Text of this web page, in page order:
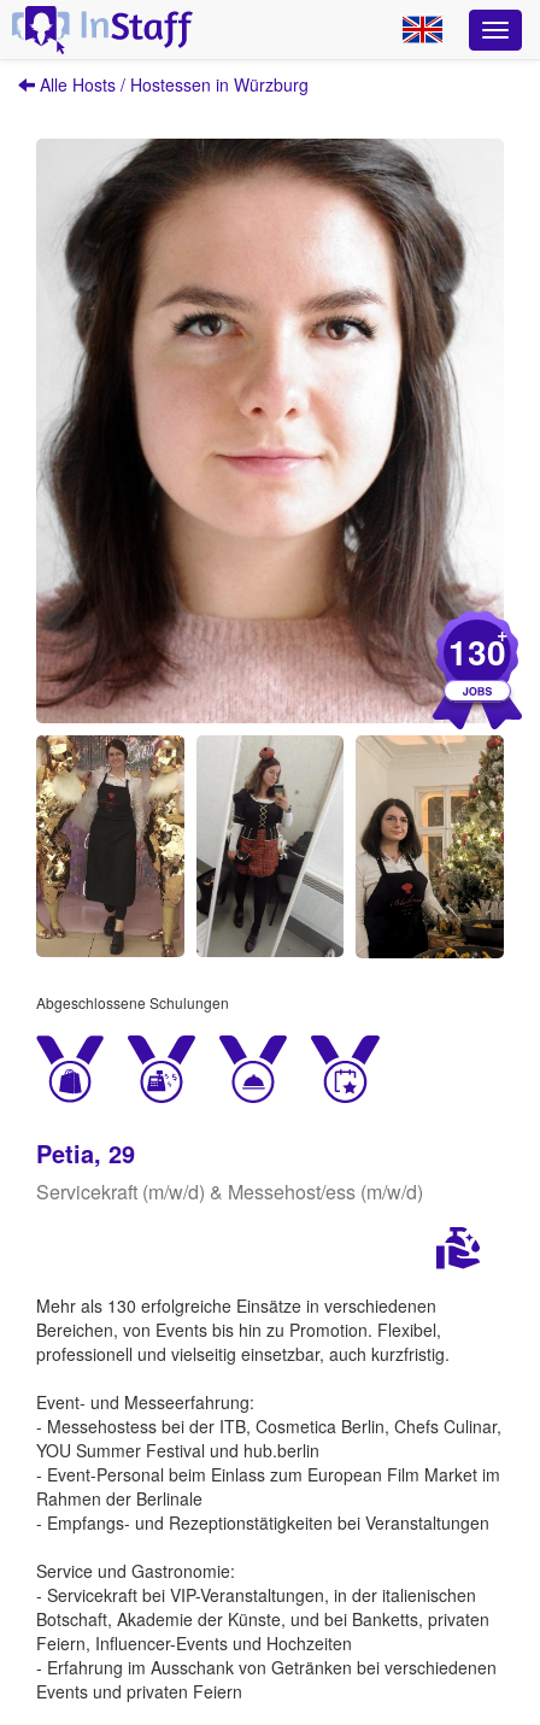
Alle Hosts / Hostessen in Würzburg
130
+
Abgeschlossene Schulungen
Petia, 29
Servicekraft (m/w/d) & Messehost/ess (m/w/d)
Mehr als 130 erfolgreiche Einsätze in verschiedenen
Bereichen, von Events bis hin zu Promotion. Flexibel,
professionell und vielseitig einsetzbar, auch kurzfristig.
Event- und Messeerfahrung:
- Messehostess bei der ITB, Cosmetica Berlin, Chefs Culinar,
YOU Summer Festival und hub.berlin
- Event-Personal beim Einlass zum European Film Market im
Rahmen der Berlinale
- Empfangs- und Rezeptionstätigkeiten bei Veranstaltungen
Service und Gastronomie:
- Servicekraft bei VIP-Veranstaltungen, in der italienischen
Botschaft, Akademie der Künste, und bei Banketts, privaten
Feiern, Influencer-Events und Hochzeiten
- Erfahrung im Ausschank von Getränken bei verschiedenen
Events und privaten Feiern